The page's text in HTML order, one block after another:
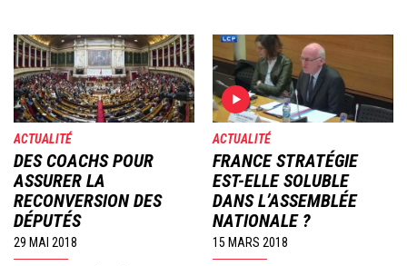
Image
ACTUALITÉ
DES COACHS POUR
ASSURER LA
RECONVERSION DES
DÉPUTÉS
29 MAI 2018
ACTUALITÉ
FRANCE STRATÉGIE
EST-ELLE SOLUBLE
DANS L’ASSEMBLÉE
NATIONALE ?
15 MARS 2018